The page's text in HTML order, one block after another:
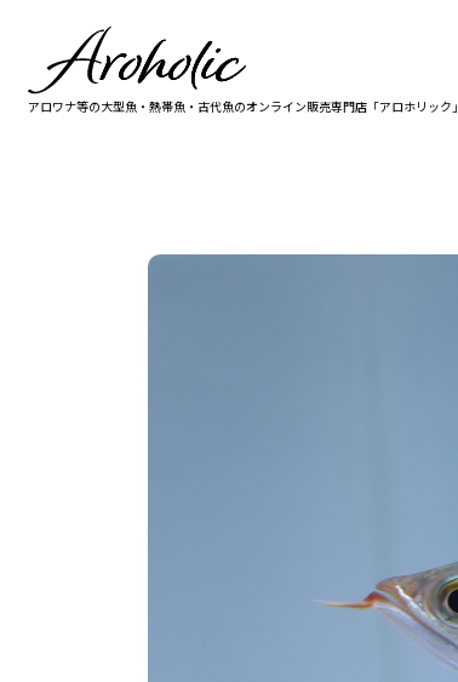
アロワナ等の大型魚・熱帯魚・古代魚のオンライン販売専門店「アロホリック」